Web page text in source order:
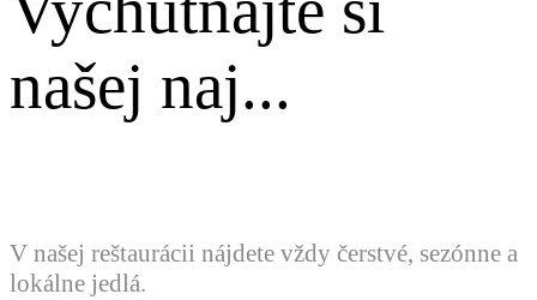
našej naj...
V našej reštaurácii nájdete vždy čerstvé, sezónne a
lokálne jedlá.